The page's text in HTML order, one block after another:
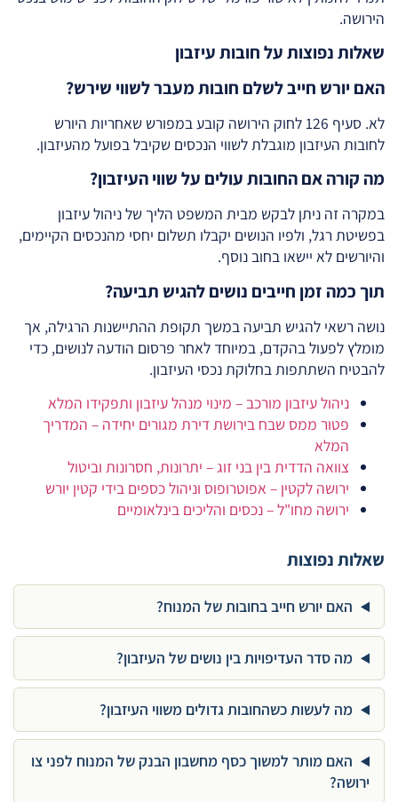
הירושה.
שאלות נפוצות על חובות עיזבון
האם יורש חייב לשלם חובות מעבר לשווי שירש?
לא. סעיף 126 לחוק הירושה קובע במפורש שאחריות היורש
לחובות העיזבון מוגבלת לשווי הנכסים שקיבל בפועל מהעיזבון.
מה קורה אם החובות עולים על שווי העיזבון?
במקרה זה ניתן לבקש מבית המשפט הליך של ניהול עיזבון
בפשיטת רגל, ולפיו הנושים יקבלו תשלום יחסי מהנכסים הקיימים,
והיורשים לא יישאו בחוב נוסף.
תוך כמה זמן חייבים נושים להגיש תביעה?
נושה רשאי להגיש תביעה במשך תקופת ההתיישנות הרגילה, אך
מומלץ לפעול בהקדם, במיוחד לאחר פרסום הודעה לנושים, כדי
להבטיח השתתפות בחלוקת נכסי העיזבון.
ניהול עיזבון מורכב – מינוי מנהל עיזבון ותפקידו המלא
פטור ממס שבח בירושת דירת מגורים יחידה – המדריך
המלא
צוואה הדדית בין בני זוג – יתרונות, חסרונות וביטול
ירושה לקטין – אפוטרופוס וניהול כספים בידי קטין יורש
ירושה מחו"ל – נכסים והליכים בינלאומיים
שאלות נפוצות
האם יורש חייב בחובות של המנוח?
מה סדר העדיפויות בין נושים של העיזבון?
מה לעשות כשהחובות גדולים משווי העיזבון?
האם מותר למשוך כסף מחשבון הבנק של המנוח לפני צו
ירושה?